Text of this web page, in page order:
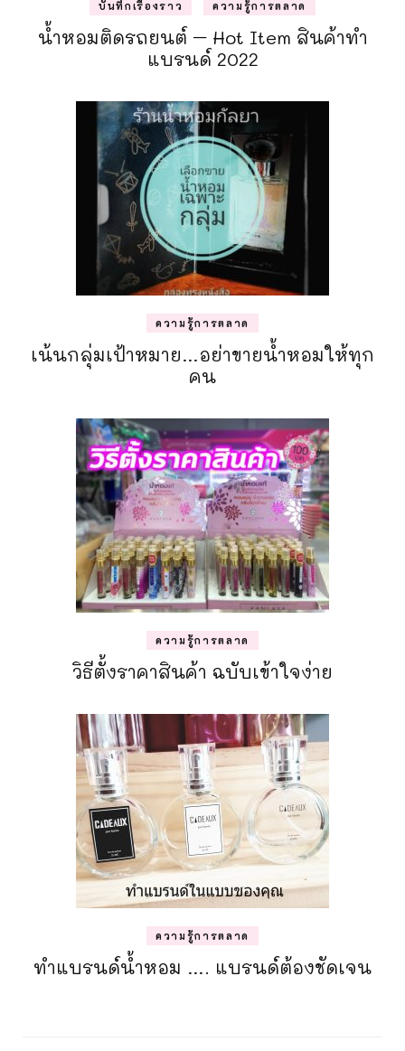
บันทึกเรื่องราว ความรู้การตลาด
น้ำหอมติดรถยนต์ – Hot Item สินค้าทำ
แบรนด์ 2022
ความรู้การตลาด
เน้นกลุ่มเป้าหมาย…อย่าขายน้ำหอมให้ทุก
คน
ความรู้การตลาด
วิธีตั้งราคาสินค้า ฉบับเข้าใจง่าย
ความรู้การตลาด
ทำแบรนด์น้ำหอม …. แบรนด์ต้องชัดเจน